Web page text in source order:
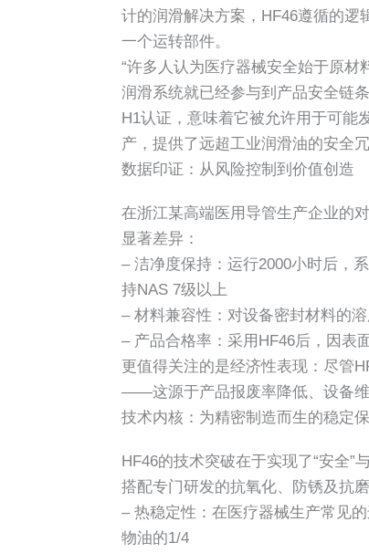
计的润滑解决方案，HF46遵循的
一个运转部件。
“许多人认为医疗器械安全始于原
润滑系统就已经参与到产品安全链
H1认证，意味着它被允许用于可
产，提供了远超工业润滑油的安全
数据印证：从风险控制到价值创造
在浙江某高端医用导管生产企业的
显著差异：
– 洁净度保持：运行2000小时后，
持NAS 7级以上
– 材料兼容性：对设备密封材料的
– 产品合格率：采用HF46后，因表
更值得关注的是经济性表现：尽管
——这源于产品报废率降低、设备维
技术内核：为精密制造而生的稳定
HF46的技术突破在于实现了“安全”
搭配专门研发的抗氧化、防锈及抗
– 热稳定性：在医疗器械生产常见
物油的1/4